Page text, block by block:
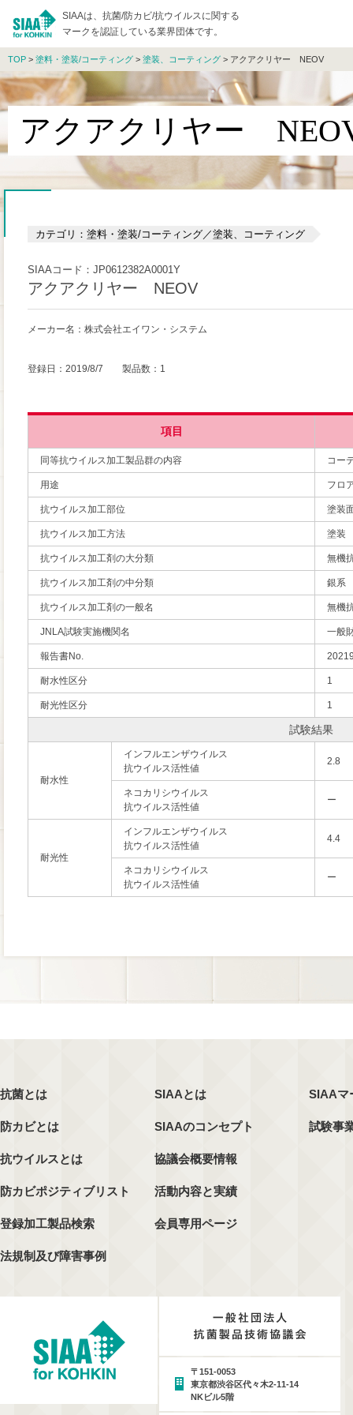
SIAAは、抗菌/防カビ/抗ウイルスに関する
マークを認証している業界団体です。
TOP > 塗料・塗装/コーティング > 塗装、コーティング > アクアクリヤー NEOV
アクアクリヤー
カテゴリ：塗料・塗装/コーティング／塗装、コーティング
SIAAコード：JP0612382A0001Y
アクアクリヤー NEOV
メーカー名：株式会社エイワン・システム
登録日：2019/8/7 製品数：1
項目
同等抗ウイルス加工製品群の内容 コー
用途 フロ
抗ウイルス加工部位 塗装
抗ウイルス加工方法 塗装
抗ウイルス加工剤の大分類 無機
抗ウイルス加工剤の中分類 銀系
抗ウイルス加工剤の一般名 無機
JNLA試験実施機関名 一般
報告書No.
耐水性区分 1
耐光性区分 1
試験結果
耐水性
インフルエンザウイルス
抗ウイルス活性値
2.8
ネコカリシウイルス
抗ウイルス活性値
ー
耐光性
インフルエンザウイルス
抗ウイルス活性値
4.4
ネコカリシウイルス
抗ウイルス活性値
ー
抗菌とは
防カビとは
抗ウイルスとは
防カビポジティブリスト
登録加工製品検索
法規制及び障害事例
SIAAとは
SIAAのコンセプト
協議会概要情報
活動内容と実績
会員専用ページ
SIAAマ
試験事
〒151-0053
東京都渋谷区代々木2-11-14
NKビル5階